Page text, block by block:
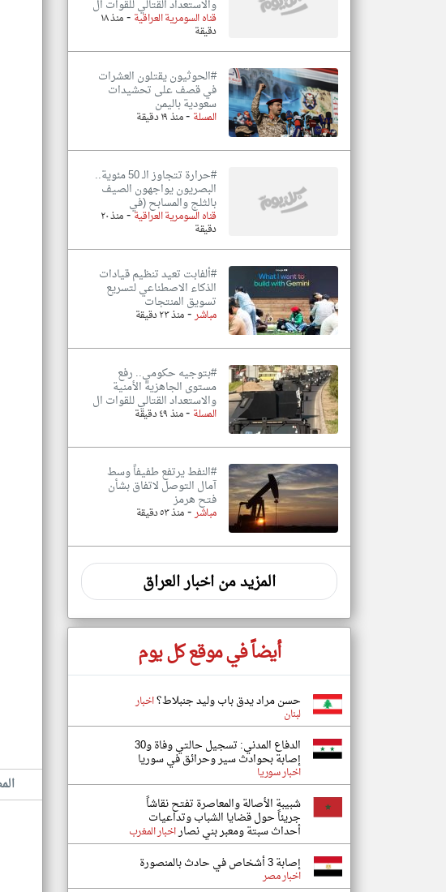
والاستعداد القتالي للقوات ال
قناه السومرية العراقية - منذ ١٨
دقيقة
#الحوثيون يقتلون العشرات
في قصف على تحشيدات
سعودية باليمن
المسلة-منذ ١٩ دقيقة
#حرارة تتجاوز الـ 50 مئوية..
البصريون يواجهون الصيف
بالثلج والمسابح (في
قناه السومرية العراقية- منذ ٢٠
دقيقة
#ألفابت تعيد تنظيم قيادات
الذكاء الاصطناعي لتسريع
تسويق المنتجات
مباشر-منذ ٢٣ دقيقة
#بتوجيه حكومي.. رفع
مستوى الجاهزية الأمنية
والاستعداد القتالي للقوات ال
المسلة -منذ ٤٩ دقيقة
#النفط يرتفع طفيفاً وسط
آمال التوصل لاتفاق بشأن
فتح هرمز
مباشر-منذ ٥٣ دقيقة
المزيد من اخبار العراق
أيضاً في موقع كل يوم
حسن مراد يدق باب وليد جنبلاط؟اخبار
لبنان
الدفاع المدني: تسجيل حالتي وفاة و30
إصابة بحوادث سير وحرائق في سوريا
اخبار سوريا
شبيبة الأصالة والمعاصرة تفتح نقاشاً
جريئاً حول قضايا الشباب وتداعيات
أحداث سبتة ومعبر بني نصاراخبار المغرب
إصابة 3 أشخاص في حادث بالمنصورة
اخبار مصر